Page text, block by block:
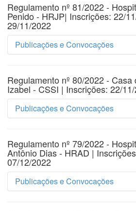
Regulamento nº 81/2022 -
Penido - HRJP| Inscrições: 22/
29/11/2022
Publicações e Convocações
Convocação - Médico
Convocação - Médico
Convocação MÉDICO
Regulamento nº 80/2022 -
Izabel - CSSI | Inscrições: 22/
Publicações e Convocações
Convocação - Médico
Convocação - Médico Clínico 24H
Regulamento nº 79/2022 -
Antônio Dias - HRAD |
07/12/2022
Publicações e Convocações